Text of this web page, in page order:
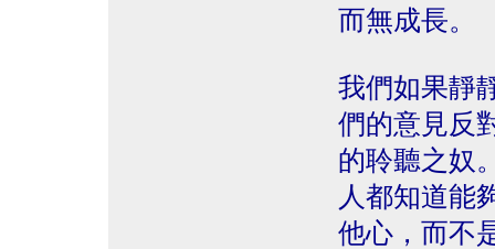
而無成長。
我們如果靜
們的意見反
的聆聽之奴
人都知道能
他心，而不